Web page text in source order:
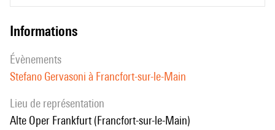
informations
évènements
Stefano Gervasoni à Francfort-sur-le-Main
Lieu de représentation
Alte Oper Frankfurt (Francfort-sur-le-Main)